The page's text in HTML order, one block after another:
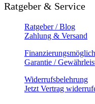
Ratgeber & Service
Ratgeber / Blog
Zahlung & Versand
Garantie /
Widerrufsbelehrung
Jetzt Vertrag